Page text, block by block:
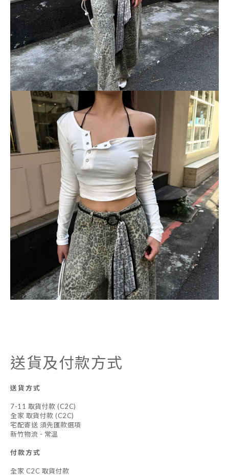
送貨及付款方式
送貨方式
7-11 取貨付款 (C2C)
全家 取貨付款 (C2C)
宅配寄送 須先匯款選項
新竹物流 - 常溫
付款方式
全家 C2C 取貨付款